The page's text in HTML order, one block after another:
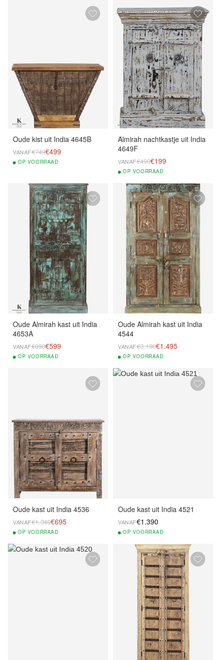
Oude kist uit India 4645B
VANAF€749€499
OP VOORRAAD
Almirah nachtkastje uit India
4649F
VANAF€490€199
OP VOORRAAD
Oude Almirah kast uit India
4653A
VANAF€890€599
OP VOORRAAD
Oude Almirah kast uit India
4544
VANAF€3.190€1.495
OP VOORRAAD
Oude kast uit India 4536
VANAF€1.349€695
OP VOORRAAD
Oude kast uit India 4521
VANAF€1.390
OP VOORRAAD